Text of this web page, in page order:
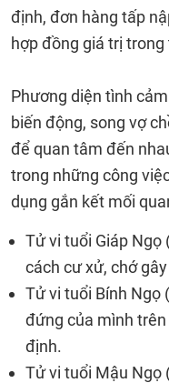
định, đơn hàng tấp
hợp đồng giá trị
Phương diện tình
biến động, song vợ
để quan tâm đến
trong những công
dụng gắn kết mối
Tử vi tuổi Giáp Ngọ
cách cư xử, chớ
Tử vi tuổi Bính Ngọ
đứng của mình
định.
Tử vi tuổi Mậu Ngọ